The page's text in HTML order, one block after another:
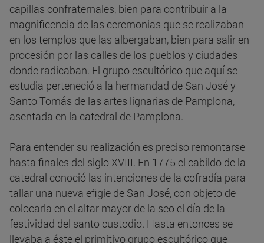
capillas confraternales, bien para contribuir a la
magnificencia de las ceremonias que se realizaban
en los templos que las albergaban, bien para salir en
procesión por las calles de los pueblos y ciudades
donde radicaban. El grupo escultórico que aquí se
estudia perteneció a la hermandad de San José y
Santo Tomás de las artes lignarias de Pamplona,
asentada en la catedral de Pamplona.
Para entender su realización es preciso remontarse
hasta finales del siglo XVIII. En 1775 el cabildo de la
catedral conoció las intenciones de la cofradía para
tallar una nueva efigie de San José, con objeto de
colocarla en el altar mayor de la seo el día de la
festividad del santo custodio. Hasta entonces se
llevaba a éste el primitivo grupo escultórico que